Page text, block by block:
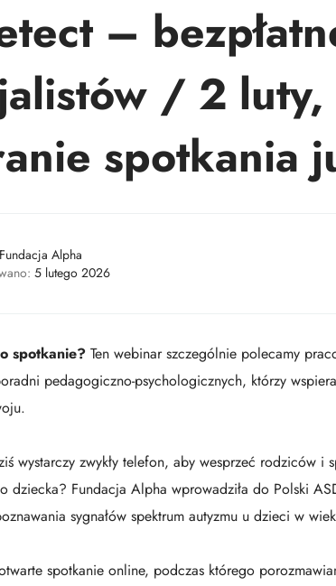
–
/ 2
spotkania
Fundacja Alpha
5 lutego 2026
spotkanie?Ten webinar szczególnie polecamy
pedagogiczno-psychologicznych, którzy
wystarczy zwykły telefon, aby wesprzeć rodziców
dziecka? Fundacja Alpha wprowadziła do Polski
sygnałów spektrum autyzmu u dzieci w
spotkanie online, podczas którego